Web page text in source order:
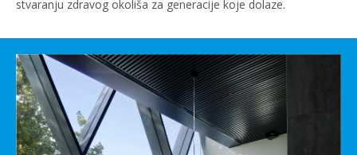
stvaranju zdravog okoliša za generacije koje dolaze.